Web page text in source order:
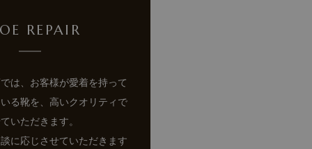
REPAIR
は、お客様が愛着を持って
る靴を、高いクオリティで
いただきます。
に応じさせていただきます